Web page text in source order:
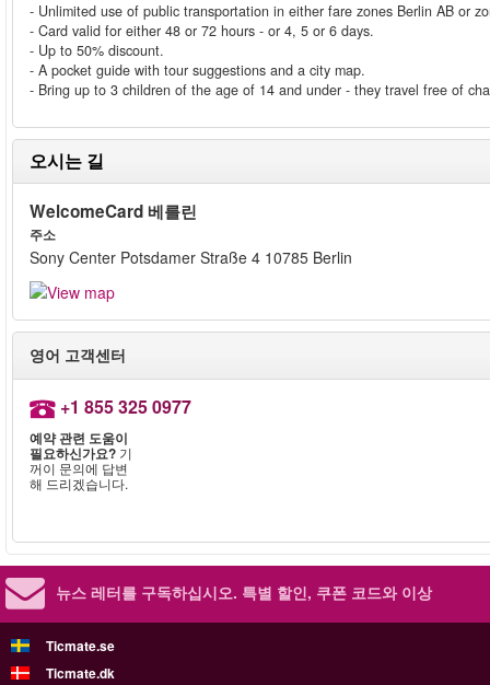
- Unlimited use of public transportation in either fare zones Berlin AB or
- Card valid for either 48 or 72 hours - or 4, 5 or 6 days.
- Up to 50% discount.
- A pocket guide with tour suggestions and a city map.
- Bring up to 3 children of the age of 14 and under - they travel free of
오시는 길
WelcomeCard 베를린
주소
Sony Center Potsdamer Straße 4 10785 Berlin
영어 고객센터
+1 855 325 0977
예약 관련 도움이
필요하신가요? 기
꺼이 문의에 답변
해 드리겠습니다.
뉴스 레터를 구독하십시오. 특별 할인, 쿠폰 코드와 이상
Ticmate.se
Ticmate.dk